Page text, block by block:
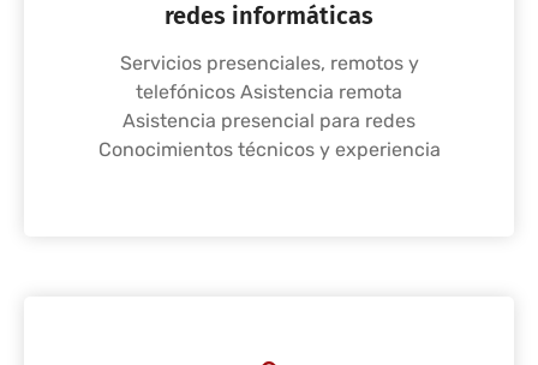
redes informáticas
Servicios presenciales, remotos y
telefónicos Asistencia remota
Asistencia presencial para redes
Conocimientos técnicos y experiencia